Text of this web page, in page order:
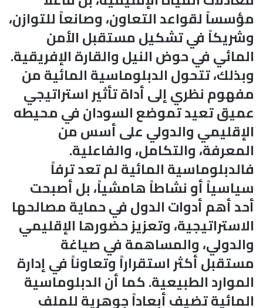
مؤسساً لقواعد التعاون، وصانعاً للتوازن،
وشريكاً في تشكيل مستقبل الأمن
المائي في حوض النيل والقارة الإفريقية.
وبذلك، تتحول الدبلوماسية المائية من
مفهوم نظري إلى أداة تأثير استراتيجي
عميق تعيد تموضع السودان في محيطه
الإقليمي والدولي على أسس من
المعرفة، والتكامل، والفاعلية.
فالدبلوماسية المائية لم تعد ترفاً
سياسياً أو نشاطاً هامشياً، بل أصبحت
أحد أهم أدوات الدول في حماية مصالحها
الاستراتيجية، وتعزيز حضورها الإقليمي
والدولي، والمساهمة في صياغة
مستقبل أكثر استقراراً وتعاوناً في إدارة
الموارد الطبيعية. كما أن الدبلوماسية
المائية تضيف أبعاداً جوهرية للملف